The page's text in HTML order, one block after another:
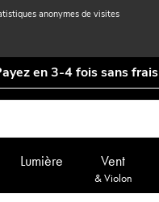
anonymes de visites
en 3-4 fois sans frais
Lumière Vent
& Violon